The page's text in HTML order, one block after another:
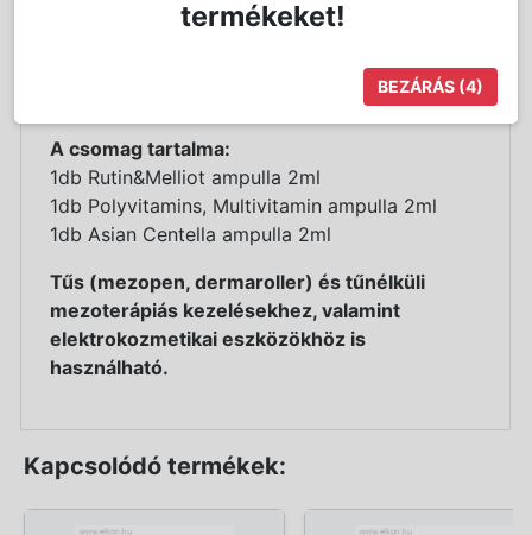
kitisztulását. Polyvitamin ampullánk pedig
bőrt. Segíti immunitásának fenntartását és az
A csomag tartalma:
1db Rutin&Melliot ampulla 2ml
1db Polyvitamins, Multivitamin ampulla 2ml
1db Asian Centella ampulla 2ml
Tűs (mezopen, dermaroller) és tűnélküli
mezoterápiás kezelésekhez, valamint
elektrokozmetikai eszközökhöz is
használható.
Kapcsolódó termékek:
termékeket!
BEZÁRÁS (4)